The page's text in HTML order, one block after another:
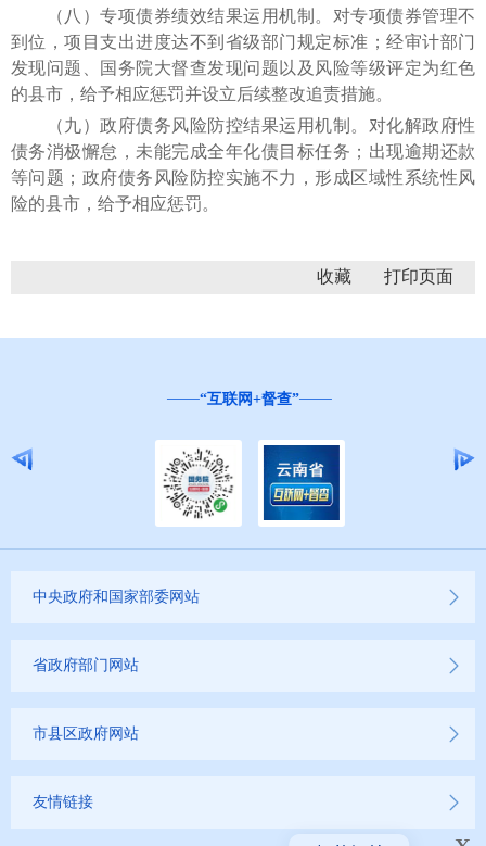
（八）专项债券绩效结果运用机制。对专项债券管理不
到位，项目支出进度达不到省级部门规定标准；经审计部门
发现问题、国务院大督查发现问题以及风险等级评定为红色
的县市，给予相应惩罚并设立后续整改追责措施。
（九）政府债务风险防控结果运用机制。对化解政府性
债务消极懈怠，未能完成全年化债目标任务；出现逾期还款
等问题；政府债务风险防控实施不力，形成区域性系统性风
险的县市，给予相应惩罚。
收藏
“互联网+督查”
中央政府和国家部委网站
省政府部门网站
市县区政府网站
友情链接